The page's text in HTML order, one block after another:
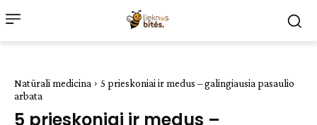
Natūrali medicina
5 prieskoniai ir medus – galingiausia pasaulio
arbata
5 prieskoniai ir medus –